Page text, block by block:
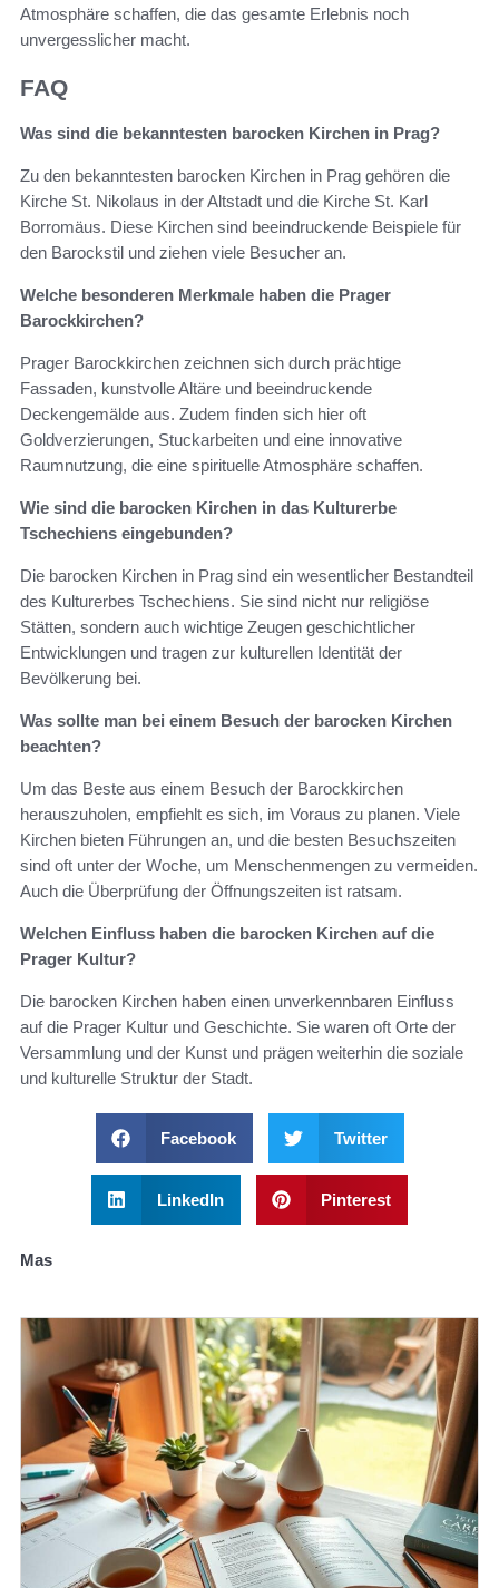
Atmosphäre schaffen, die das gesamte Erlebnis noch
unvergesslicher macht.
FAQ
Was sind die bekanntesten barocken Kirchen in Prag?
Zu den bekanntesten barocken Kirchen in Prag gehören die
Kirche St. Nikolaus in der Altstadt und die Kirche St. Karl
Borromäus. Diese Kirchen sind beeindruckende Beispiele für
den Barockstil und ziehen viele Besucher an.
Welche besonderen Merkmale haben die Prager
Barockkirchen?
Prager Barockkirchen zeichnen sich durch prächtige
Fassaden, kunstvolle Altäre und beeindruckende
Deckengemälde aus. Zudem finden sich hier oft
Goldverzierungen, Stuckarbeiten und eine innovative
Raumnutzung, die eine spirituelle Atmosphäre schaffen.
Wie sind die barocken Kirchen in das Kulturerbe
Tschechiens eingebunden?
Die barocken Kirchen in Prag sind ein wesentlicher Bestandteil
des Kulturerbes Tschechiens. Sie sind nicht nur religiöse
Stätten, sondern auch wichtige Zeugen geschichtlicher
Entwicklungen und tragen zur kulturellen Identität der
Bevölkerung bei.
Was sollte man bei einem Besuch der barocken Kirchen
beachten?
Um das Beste aus einem Besuch der Barockkirchen
herauszuholen, empfiehlt es sich, im Voraus zu planen. Viele
Kirchen bieten Führungen an, und die besten Besuchszeiten
sind oft unter der Woche, um Menschenmengen zu vermeiden.
Auch die Überprüfung der Öffnungszeiten ist ratsam.
Welchen Einfluss haben die barocken Kirchen auf die
Prager Kultur?
Die barocken Kirchen haben einen unverkennbaren Einfluss
auf die Prager Kultur und Geschichte. Sie waren oft Orte der
Versammlung und der Kunst und prägen weiterhin die soziale
und kulturelle Struktur der Stadt.
Facebook Twitter
LinkedIn Pinterest
Mas